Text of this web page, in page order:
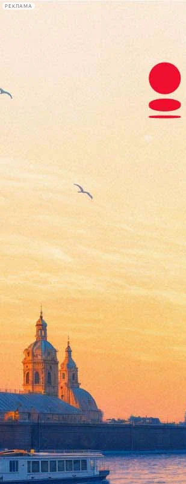
РЕКЛАМА
лекции
книги
Стивен Кинг
16 сентября 2018,
Американский фантаст Стивен Кинг
писателя в Twitter.
«Вчера меня спросили: «Какой лучший
отец – 2»», — подчеркнул Кинг.
Первая часть «Крестного отца» вышла в
Аль Пачино, Роберт Де Ниро, Роберт